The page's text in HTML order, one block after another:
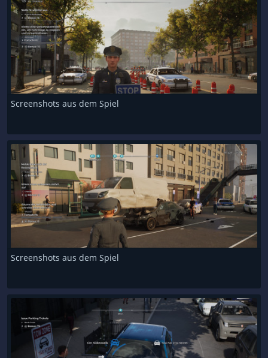
Screenshots aus dem Spiel
Screenshots aus dem Spiel